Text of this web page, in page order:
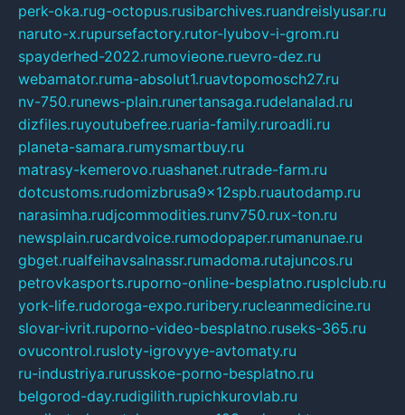
perk-oka.rug-octopus.rusibarchives.ruandreislyusar.ru
naruto-x.rupursefactory.rutor-lyubov-i-grom.ru
spayderhed-2022.rumovieone.ruevro-dez.ru
webamator.ruma-absolut1.ruavtopomosch27.ru
nv-750.runews-plain.runertansaga.rudelanalad.ru
dizfiles.ruyoutubefree.ruaria-family.ruroadli.ru
planeta-samara.rumysmartbuy.ru
matrasy-kemerovo.ruashanet.rutrade-farm.ru
dotcustoms.rudomizbrusa9x12spb.ruautodamp.ru
narasimha.rudjcommodities.runv750.rux-ton.ru
newsplain.rucardvoice.rumodopaper.rumanunae.ru
gbget.rualfeihavsalnassr.rumadoma.rutajuncos.ru
petrovkasports.ruporno-online-besplatno.rusplclub.ru
york-life.rudoroga-expo.ruribery.rucleanmedicine.ru
slovar-ivrit.ruporno-video-besplatno.ruseks-365.ru
ovucontrol.rusloty-igrovyye-avtomaty.ru
ru-industriya.rurusskoe-porno-besplatno.ru
belgorod-day.rudigilith.rupichkurovlab.ru